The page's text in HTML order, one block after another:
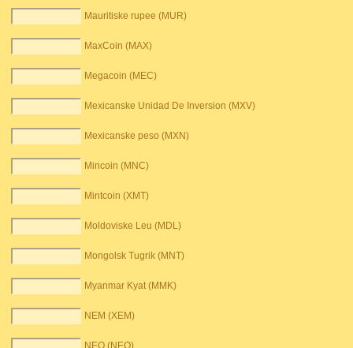
Mauritiske rupee (MUR)
MaxCoin (MAX)
Megacoin (MEC)
Mexicanske Unidad De Inversion (MXV)
Mexicanske peso (MXN)
Mincoin (MNC)
Mintcoin (XMT)
Moldoviske Leu (MDL)
Mongolsk Tugrik (MNT)
Myanmar Kyat (MMK)
NEM (XEM)